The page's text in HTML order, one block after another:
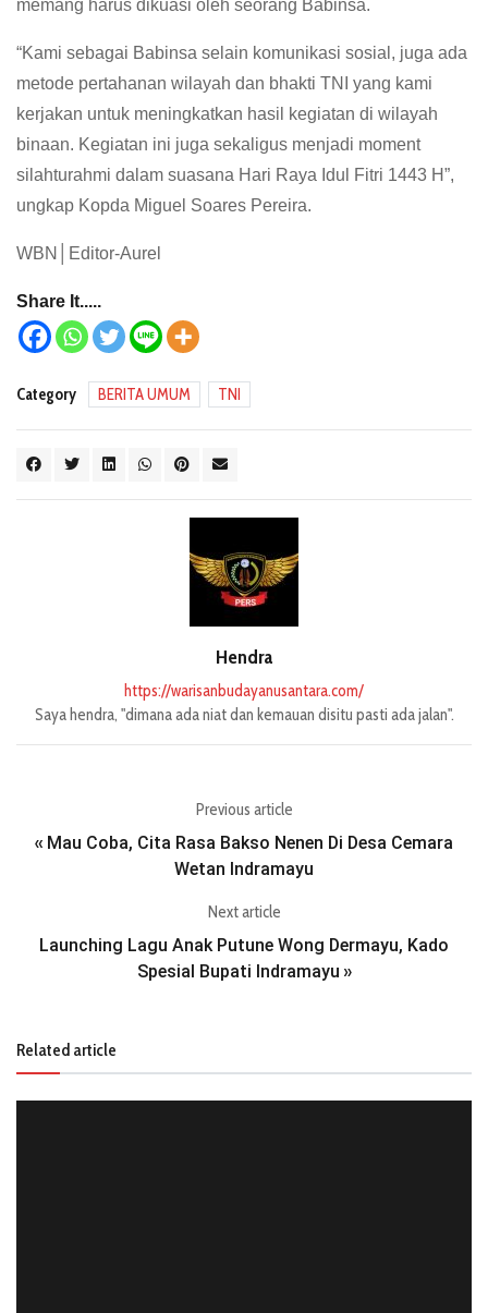
memang harus dikuasi oleh seorang Babinsa.
“Kami sebagai Babinsa selain komunikasi sosial, juga ada
metode pertahanan wilayah dan bhakti TNI yang kami
kerjakan untuk meningkatkan hasil kegiatan di wilayah
binaan. Kegiatan ini juga sekaligus menjadi moment
silahturahmi dalam suasana Hari Raya Idul Fitri 1443 H”,
ungkap Kopda Miguel Soares Pereira.
WBN│Editor-Aurel
Share It.....
Category BERITA UMUM TNI
Hendra
https://warisanbudayanusantara.com/
Saya hendra, "dimana ada niat dan kemauan disitu pasti ada jalan".
Previous article
« Mau Coba, Cita Rasa Bakso Nenen Di Desa Cemara
Wetan Indramayu
Next article
Launching Lagu Anak Putune Wong Dermayu, Kado
Spesial Bupati Indramayu »
Related article